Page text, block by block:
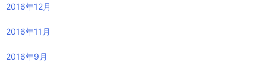
2016年12月
2016年11月
2016年9月